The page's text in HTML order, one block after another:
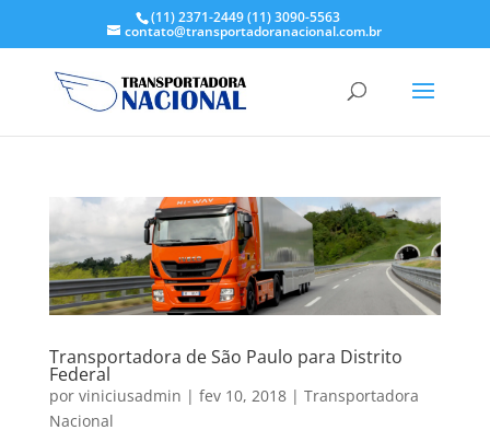
(11) 2371-2449(11) 3090-5563
contato@transportadoranacional.com.br
Transportadora de São Paulo para Distrito
Federal
por viniciusadmin | fev 10, 2018| Transportadora
Nacional